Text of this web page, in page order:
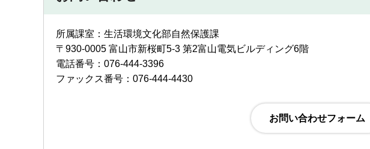
所属課室：生活環境文化部自然保護課
〒930-0005 富山市新桜町5-3 第2富山電気ビルディング6階
電話番号：076-444-3396
ファックス番号：076-444-4430